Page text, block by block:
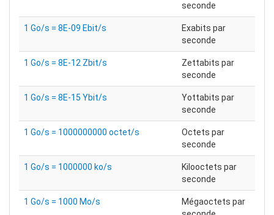
seconde
1 Go/s = 8E-09 Ebit/s
Exabits par
seconde
1 Go/s = 8E-12 Zbit/s
Zettabits par
seconde
1 Go/s = 8E-15 Ybit/s
Yottabits par
seconde
1 Go/s = 1000000000 octet/s
Octets par
seconde
1 Go/s = 1000000 ko/s
Kilooctets par
seconde
1 Go/s = 1000 Mo/s
Mégaoctets par